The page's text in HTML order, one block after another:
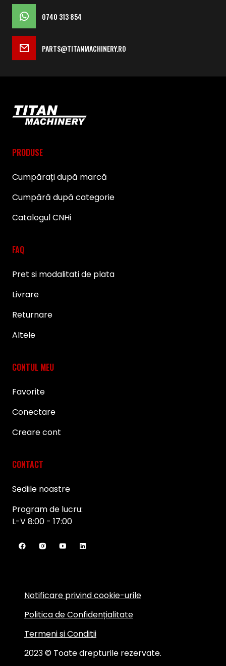
0740 313 854
PARTS@TITANMACHINERY.RO
PRODUSE
Cumpărați după marcă
Cumpără după categorie
Catalogul CNHi
FAQ
Pret si modalitati de plata
Livrare
Returnare
Altele
CONTUL MEU
Favorite
Conectare
Creare cont
CONTACT
Sediile noastre
Program de lucru:
L-V 8:00 - 17:00
2023 © Toate drepturile rezervate.
Notificare privind cookie-urile
Politica de Confidențialitate
Termeni si Conditii